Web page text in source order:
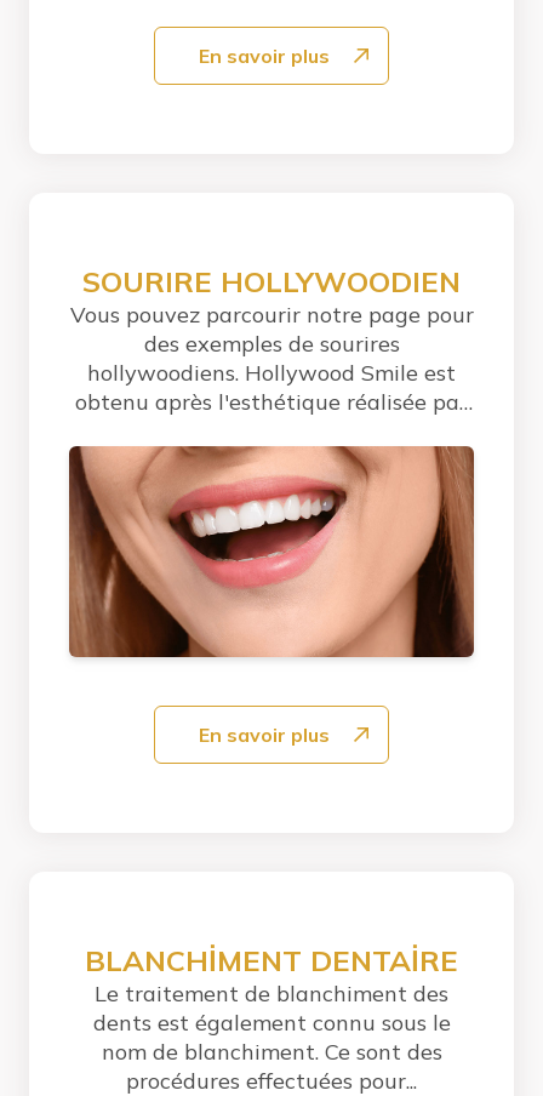
En savoir plus
SOURIRE HOLLYWOODIEN
Vous pouvez parcourir notre page pour
des exemples de sourires
hollywoodiens. Hollywood Smile est
obtenu après l'esthétique réalisée par
En savoir plus
BLANCHİMENT DENTAİRE
Le traitement de blanchiment des
dents est également connu sous le
nom de blanchiment. Ce sont des
procédures effectuées pour...